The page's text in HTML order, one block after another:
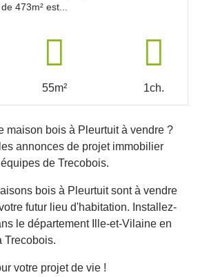
473m² est...
55m² 1ch.
maison bois à Pleurtuit à vendre ?
annonces de projet immobilier
de Trecobois.
bois à Pleurtuit sont à vendre
futur lieu d'habitation. Installez-
le département Ille-et-Vilaine en
Trecobois.
votre projet de vie !